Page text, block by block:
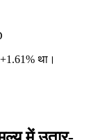
+1.61% था।